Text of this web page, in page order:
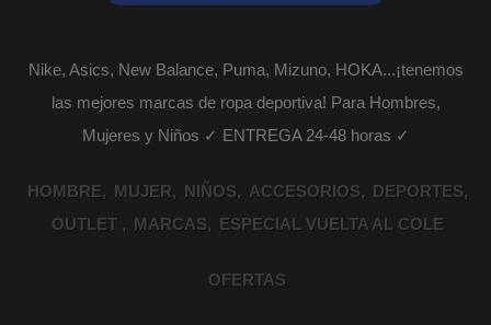
Nike, Asics, New Balance, Puma, Mizuno, HOKA...¡tenemos
las mejores marcas de ropa deportiva! Para Hombres,
Mujeres y Niños ✓ ENTREGA 24-48 horas ✓
HOMBRE MUJER NIÑOS ACCESORIOS
DEPORTES
OUTLET
MARCAS ESPECIAL VUELTA AL COLE
OFERTAS